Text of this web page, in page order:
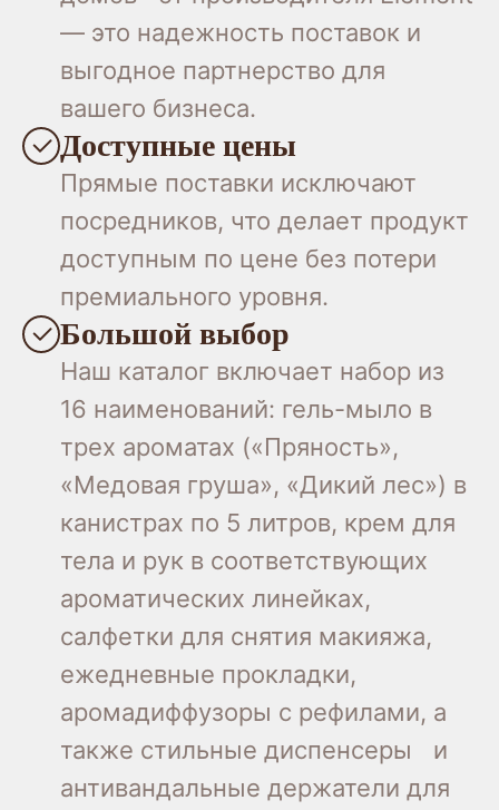
— это надежность поставок и
выгодное партнерство для
вашего бизнеса.
Доступные цены
Прямые поставки исключают
посредников, что делает продукт
доступным по цене без потери
премиального уровня.
Большой выбор
Наш каталог включает набор из
16 наименований: гель-мыло в
трех ароматах («Пряность»,
«Медовая груша», «Дикий лес») в
канистрах по 5 литров, крем для
тела и рук в соответствующих
ароматических линейках,
салфетки для снятия макияжа,
ежедневные прокладки,
аромадиффузоры с рефилами, а
также стильные диспенсеры и
антивандальные держатели для